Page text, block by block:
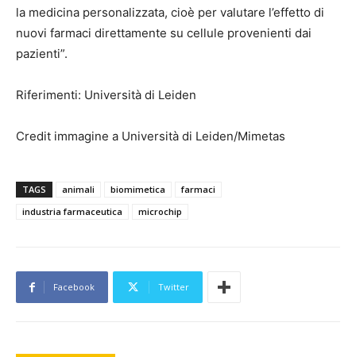
la medicina personalizzata, cioè per valutare l’effetto di
nuovi farmaci direttamente su cellule provenienti dai
pazienti”.
Riferimenti: Università di Leiden
Credit immagine a Università di Leiden/Mimetas
TAGS animali biomimetica
farmaci
industria farmaceutica
microchip
Facebook Twitter